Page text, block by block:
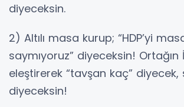
diyeceksin.
2) Altılı masa kurup; “HDP’yi
saymıyoruz” diyeceksin! Ortağın
eleştirerek “tavşan kaç” diyecek,
diyeceksin!